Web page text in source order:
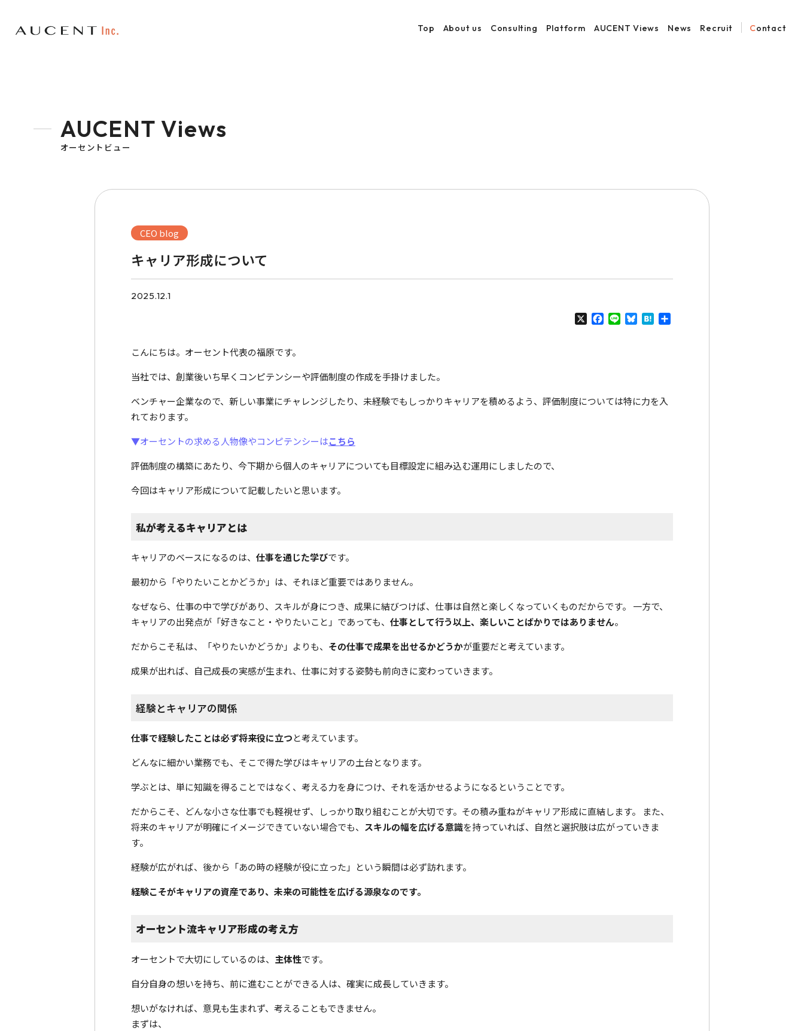
Top About us Consulting Platform AUCENT Views News Recruit Contact
AUCENT Views
オーセントビュー
CEO blog
キャリア形成について
2025.12.1
X Facebook
Line Bluesky
Hatena
こんにちは。オーセント代表の福原です。
当社では、創業後いち早くコンピテンシーや評価制度の作成を手掛けました。
ベンチャー企業なので、新しい事業にチャレンジしたり、未経験でもしっかりキャリアを積めるよう、評価制度については特に力を入
れております。
▼オーセントの求める人物像やコンピテンシーはこちら
評価制度の構築にあたり、今下期から個人のキャリアについても目標設定に組み込む運用にしましたので、
今回はキャリア形成について記載したいと思います。
私が考えるキャリアとは
キャリアのベースになるのは、 仕事を通じた学びです。
最初から「やりたいことかどうか」は、それほど重要ではありません。
なぜなら、仕事の中で学びがあり、スキルが身につき、成果に結びつけば、仕事は自然と楽しくなっていくものだからです。 一方で、
キャリアの出発点が「好きなこと・やりたいこと」であっても、 仕事として行う以上、楽しいことばかりではありません。
だからこそ私は、「やりたいかどうか」よりも、 その仕事で成果を出せるかどうかが重要だと考えています。
成果が出れば、自己成長の実感が生まれ、仕事に対する姿勢も前向きに変わっていきます。
経験とキャリアの関係
仕事で経験したことは必ず将来役に立つと考えています。
どんなに細かい業務でも、そこで得た学びはキャリアの土台となります。
学ぶとは、単に知識を得ることではなく、考える力を身につけ、それを活かせるようになるということです。
だからこそ、どんな小さな仕事でも軽視せず、しっかり取り組むことが大切です。その積み重ねがキャリア形成に直結します。 また、
将来のキャリアが明確にイメージできていない場合でも、 スキルの幅を広げる意識を持っていれば、自然と選択肢は広がっていきま
す。
経験が広がれば、後から「あの時の経験が役に立った」という瞬間は必ず訪れます。
経験こそがキャリアの資産であり、未来の可能性を広げる源泉なのです。
オーセント流キャリア形成の考え方
オーセントで大切にしているのは、 主体性です。
自分自身の想いを持ち、前に進むことができる人は、確実に成長していきます。
想いがなければ、意見も生まれず、考えることもできません。
まずは、